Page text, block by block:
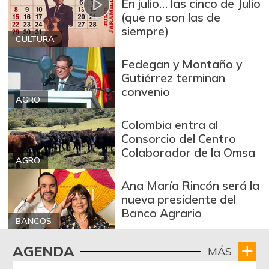
12/09/2023
+53,72%
Arroz blanco
importado
07/25/2026
Arroz de primera
07/25/2026
Arroz de segunda
07/25/2026
$ 3.162,00
-0,53%
Arroz excelso
07/25/2026 +0,19%
Arroz paddy verde
12/09/2023
$ 1.572,00
Arroz sopa cristal $ 2.415,00
CULTURA
En julio… las cinco de Julio
(que no son las de
siempre)
AGRO
Fedegan y Montaño y
Gutiérrez terminan
convenio
AGRO
Colombia entra al
Consorcio del Centro
Colaborador de la Omsa
BANCOS
Ana María Rincón será la
nueva presidente del
Banco Agrario
AGENDA MÁS